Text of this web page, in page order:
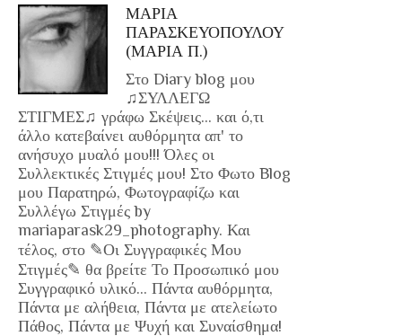
ΜΑΡΙΑ
ΠΑΡΑΣΚΕΥΟΠΟΥΛΟΥ
(ΜΑΡΙΑ Π.)
Στο Diary blog μου
♫ΣΥΛΛΕΓΩ
ΣΤΙΓΜΕΣ♫ γράφω Σκέψεις... και ό,τι
άλλο κατεβαίνει αυθόρμητα απ' το
ανήσυχο μυαλό μου!!! Όλες οι
Συλλεκτικές Στιγμές μου! Στο Φωτο Blog
μου Παρατηρώ, Φωτογραφίζω και
Συλλέγω Στιγμές by
mariaparask29_photography. Και
τέλος, στο ✎Οι Συγγραφικές Μου
Στιγμές✎ θα βρείτε Το Προσωπικό μου
Συγγραφικό υλικό... Πάντα αυθόρμητα,
Πάντα με αλήθεια, Πάντα με ατελείωτο
Πάθος, Πάντα με Ψυχή και Συναίσθημα!